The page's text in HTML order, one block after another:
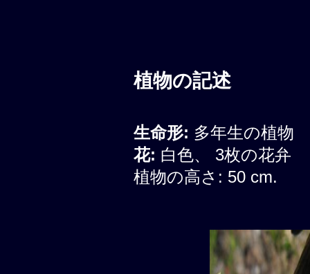
植物の記述
生命形: 多年生の植物
花: 白色、 3枚の花弁
植物の高さ: 50 cm.